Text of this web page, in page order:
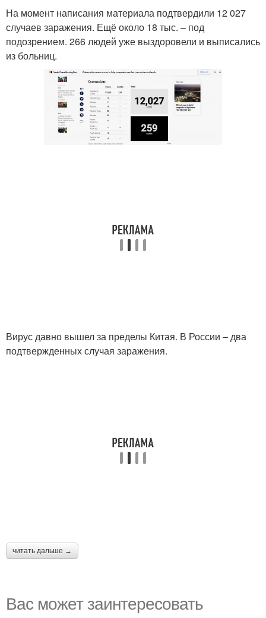
На момент написания материала подтвердили 12 027
случаев заражения. Ещё около 18 тыс. – под
подозрением. 266 людей уже выздоровели и выписались
из больниц.
Вирус давно вышел за пределы Китая. В России – два
подтвержденных случая заражения.
читать дальше →
Вас может заинтересовать